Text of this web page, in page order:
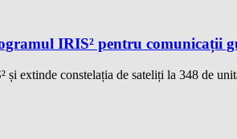
IRIS² pentru comunicații
și extinde constelația de sateliți la 348 de